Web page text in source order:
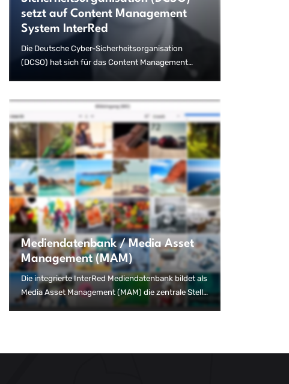
setzt auf Content Management
System InterRed
Die Deutsche Cyber-Sicherheitsorganisation
(DCSO) hat sich für das Content Management
Übergriffen zu schützen, verwendet DCSO die
InterRed-Lösung, um Assets der für Kunden
angebotenen Dienstleistungen zentral zu
verwalten.
Mediendatenbank / Media Asset
Management (MAM)
Die integrierte InterRed Mediendatenbank bildet als
Media Asset Management (MAM) die zentrale Stelle
für Bilder, Videos, Audiodateien, Dokumente und